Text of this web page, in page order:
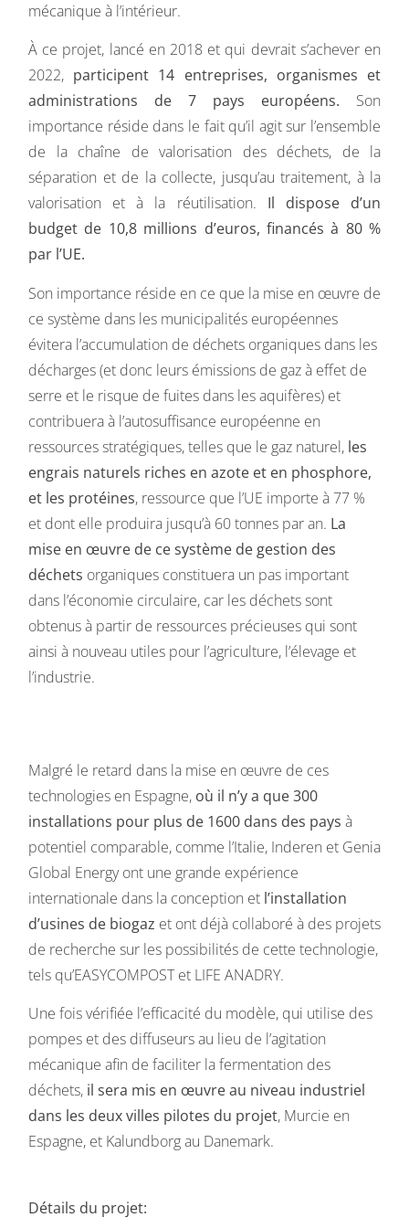
mécanique à l’intérieur.
À ce projet, lancé en 2018 et qui devrait s’achever en
2022, participent 14 entreprises, organismes et
administrations de 7 pays européens. Son
importance réside dans le fait qu’il agit sur l’ensemble
de la chaîne de valorisation des déchets, de la
séparation et de la collecte, jusqu’au traitement, à la
valorisation et à la réutilisation. Il dispose d’un
budget de 10,8 millions d’euros, financés à 80 %
par l’UE.
Son importance réside en ce que la mise en œuvre de
ce système dans les municipalités européennes
évitera l’accumulation de déchets organiques dans les
décharges (et donc leurs émissions de gaz à effet de
serre et le risque de fuites dans les aquifères) et
contribuera à l’autosuffisance européenne en
ressources stratégiques, telles que le gaz naturel, les
engrais naturels riches en azote et en phosphore,
et les protéines, ressource que l’UE importe à 77 %
et dont elle produira jusqu’à 60 tonnes par an. La
mise en œuvre de ce système de gestion des
déchets organiques constituera un pas important
dans l’économie circulaire, car les déchets sont
obtenus à partir de ressources précieuses qui sont
ainsi à nouveau utiles pour l’agriculture, l’élevage et
l’industrie.
Malgré le retard dans la mise en œuvre de ces
technologies en Espagne, où il n’y a que 300
installations pour plus de 1600 dans des pays à
potentiel comparable, comme l’Italie, Inderen et Genia
Global Energy ont une grande expérience
internationale dans la conception et l’installation
d’usines de biogaz et ont déjà collaboré à des projets
de recherche sur les possibilités de cette technologie,
tels qu’EASYCOMPOST et LIFE ANADRY.
Une fois vérifiée l’efficacité du modèle, qui utilise des
pompes et des diffuseurs au lieu de l’agitation
mécanique afin de faciliter la fermentation des
déchets, il sera mis en œuvre au niveau industriel
dans les deux villes pilotes du projet, Murcie en
Espagne, et Kalundborg au Danemark.
Détails du projet: